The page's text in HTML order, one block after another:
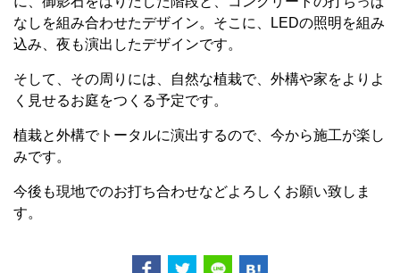
なしを組み合わせたデザイン。そこに、LEDの照明を組み
込み、夜も演出したデザインです。
そして、その周りには、自然な植栽で、外構や家をよりよ
く見せるお庭をつくる予定です。
植栽と外構でトータルに演出するので、今から施工が楽し
みです。
今後も現地でのお打ち合わせなどよろしくお願い致しま
す。